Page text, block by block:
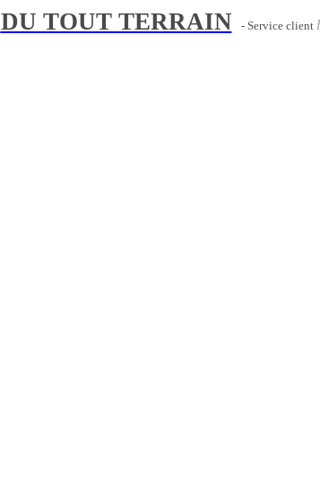
DU TOUT TERRAIN - Service client